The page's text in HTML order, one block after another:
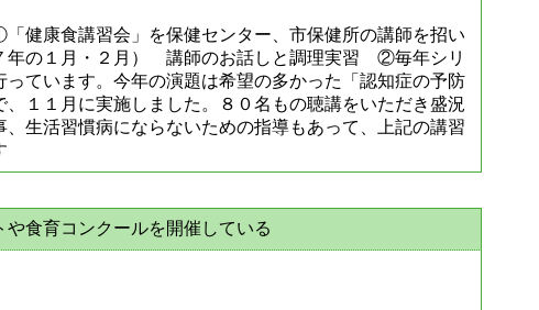
健康食講習会」を保健センター、市保健所の講師を招い
年の１月・２月） 講師のお話しと調理実習 ②毎年シリ
っています。今年の演題は希望の多かった「認知症の予防
、１１月に実施しました。８０名もの聴講をいただき盛況
、生活習慣病にならないための指導もあって、上記の講習
食育コンクールを開催している